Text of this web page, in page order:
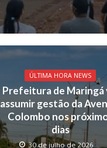
ÚLTIMA HORA NEWS
Prefeitura de Maringá
assumir gestão da
Colombo nos
dias
30 de julho de 2026